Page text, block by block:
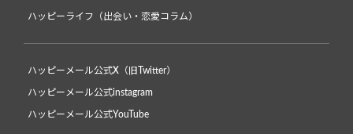
ハッピーライフ（出会い・恋愛コラム）
ハッピーメール公式X（旧Twitter）
ハッピーメール公式instagram
ハッピーメール公式YouTube